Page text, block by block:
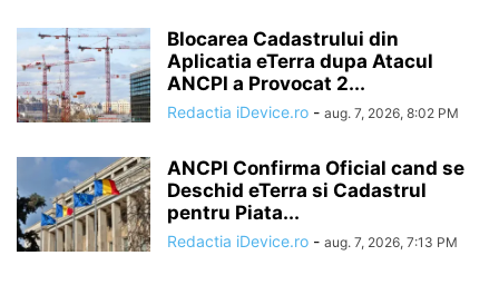
Blocarea Cadastrului din
Aplicatia eTerra dupa Atacul
ANCPI a Provocat 2...
Redactia iDevice.ro - aug. 7, 2026, 8:02 PM
ANCPI Confirma Oficial cand se
Deschid eTerra si Cadastrul
pentru Piata...
Redactia iDevice.ro - aug. 7, 2026, 7:13 PM